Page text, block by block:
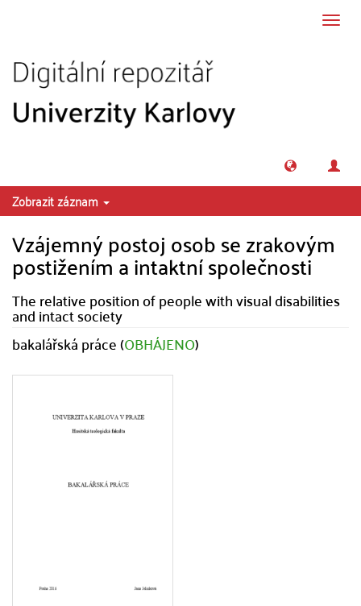
Zobrazit záznam
Vzájemný postoj osob se zrakovým
postižením a intaktní společnosti
The relative position of people with visual disabilities
and intact society
bakalářská práce (OBHÁJENO)